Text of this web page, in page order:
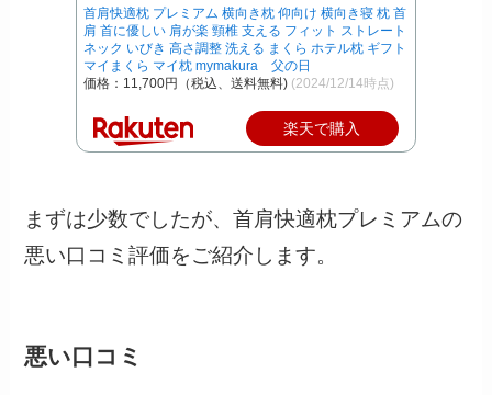
首肩快適枕 プレミアム 横向き枕 仰向け 横向き寝 枕 首
肩 首に優しい 肩が楽 頸椎 支える フィット ストレート
ネック いびき 高さ調整 洗える まくら ホテル枕 ギフト
マイまくら マイ枕 mymakura 父の日
価格：11,700円（税込、送料無料) (2024/12/14時点)
楽天で購入
まずは少数でしたが、首肩快適枕プレミアムの
悪い口コミ評価をご紹介します。
悪い口コミ